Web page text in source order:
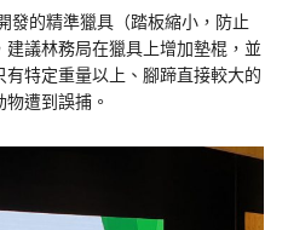
發的精準獵具（踏板縮小，防止
議林務局在獵具上增加墊棍，並
特定重量以上、腳蹄直接較大的
遭到誤捕。